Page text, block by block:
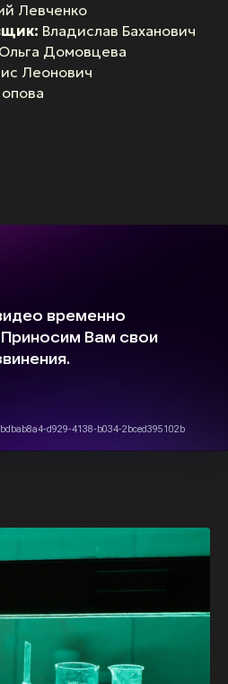
Левченко
Владислав Баханович
Ольга Домовцева
Леонович